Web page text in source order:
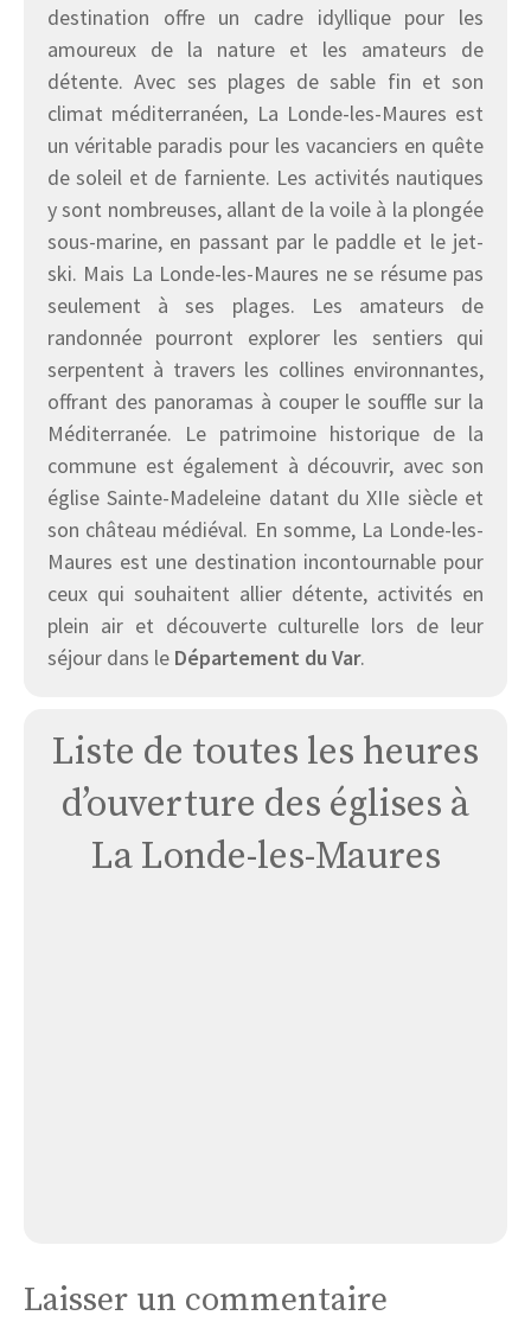
destination offre un cadre idyllique pour les
amoureux de la nature et les amateurs de
détente. Avec ses plages de sable fin et son
climat méditerranéen, La Londe-les-Maures est
un véritable paradis pour les vacanciers en quête
de soleil et de farniente. Les activités nautiques
y sont nombreuses, allant de la voile à la plongée
sous-marine, en passant par le paddle et le jet-
ski. Mais La Londe-les-Maures ne se résume pas
seulement à ses plages. Les amateurs de
randonnée pourront explorer les sentiers qui
serpentent à travers les collines environnantes,
offrant des panoramas à couper le souffle sur la
Méditerranée. Le patrimoine historique de la
commune est également à découvrir, avec son
église Sainte-Madeleine datant du XIIe siècle et
son château médiéval. En somme, La Londe-les-
Maures est une destination incontournable pour
ceux qui souhaitent allier détente, activités en
plein air et découverte culturelle lors de leur
séjour dans le Département du Var.
Liste de toutes les heures
d’ouverture des églises à
La Londe-les-Maures
Laisser un commentaire